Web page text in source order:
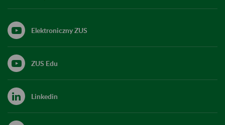
Elektroniczny ZUS
ZUS Edu
Linkedin